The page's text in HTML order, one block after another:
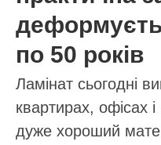
по 50 років
Ламінат сьогодні
квартирах, офісах
дуже хороший